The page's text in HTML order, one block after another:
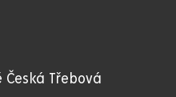
Třebová